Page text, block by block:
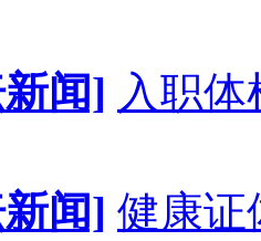
闻] 入职
闻] 健康证